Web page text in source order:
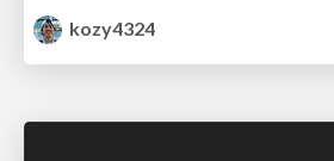
kozy4324